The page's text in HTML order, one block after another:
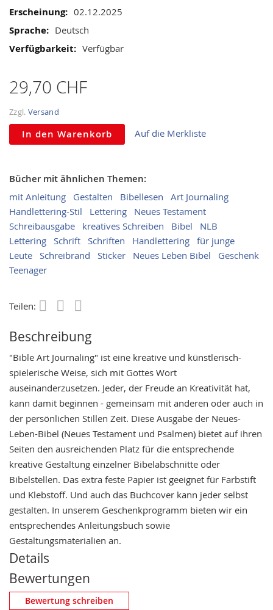
02.12.2025
Deutsch
Verfügbar
29,70 CHF
Zzgl. Versand
In den Warenkorb Auf die Merkliste
Bücher mit ähnlichen Themen:
mit Anleitung Gestalten Bibellesen
Art Journaling
Handlettering-Stil
Lettering
Neues Testament
Schreibausgabe
kreatives Schreiben Bibel
NLB
Lettering
Schrift Schriften Handlettering für junge
Leute
Schreibrand Sticker Neues Leben Bibel
Geschenk
Teenager
Teilen:
of
the
images
Beschreibung
"Bible Art Journaling" ist eine kreative und künstlerisch-
spielerische Weise, sich mit Gottes Wort
auseinanderzusetzen. Jeder, der Freude an Kreativität hat,
kann damit beginnen - gemeinsam mit anderen oder auch in
der persönlichen Stillen Zeit. Diese Ausgabe der Neues-
Leben-Bibel (Neues Testament und Psalmen) bietet auf ihren
Seiten den ausreichenden Platz für die entsprechende
kreative Gestaltung einzelner Bibelabschnitte oder
Bibelstellen. Das extra feste Papier ist geeignet für Farbstift
und Klebstoff. Und auch das Buchcover kann jeder selbst
gestalten. In unserem Geschenkprogramm bieten wir ein
entsprechendes Anleitungsbuch sowie
Gestaltungsmaterialien an.
Details
Bewertungen
Eigene Bewertung schreiben
Bewertung schreiben